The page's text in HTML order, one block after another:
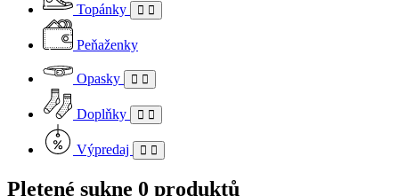
Topánky
Peňaženky
Opasky
Doplňky
Výpredaj
Pletené sukne 0 produktů